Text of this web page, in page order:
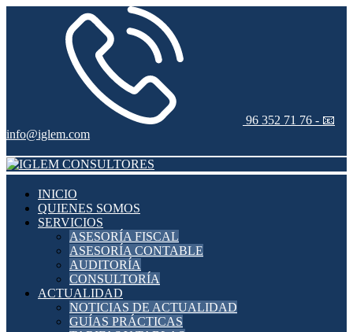
96 352 71 76 - 📧
info@iglem.com
INICIO
QUIENES SOMOS
SERVICIOS
ASESORÍA FISCAL
ASESORÍA CONTABLE
AUDITORÍA
CONSULTORÍA
ACTUALIDAD
NOTICIAS DE ACTUALIDAD
GUÍAS PRÁCTICAS